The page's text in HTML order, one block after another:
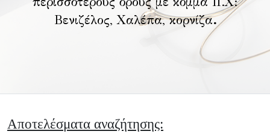
Βενιζέλος, Χαλέπα, κορνίζα.
Αποτελέσματα αναζήτησης: